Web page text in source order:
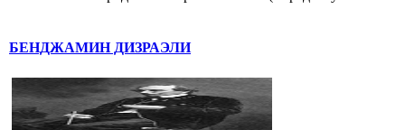
БЕНДЖАМИН ДИЗРАЭЛИ